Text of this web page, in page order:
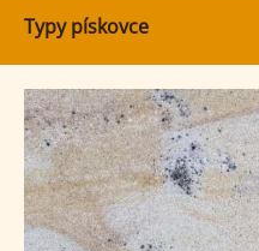
Typy pískovce